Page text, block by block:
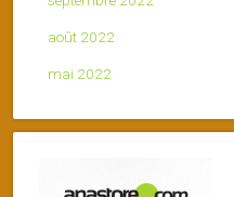
août 2022
mai 2022